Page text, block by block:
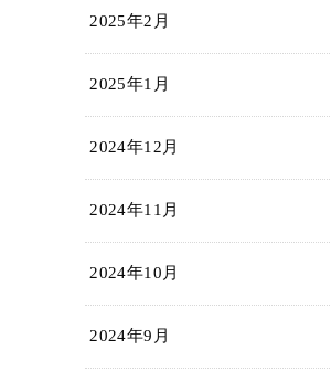
2025年2月
2025年1月
2024年12月
2024年11月
2024年10月
2024年9月